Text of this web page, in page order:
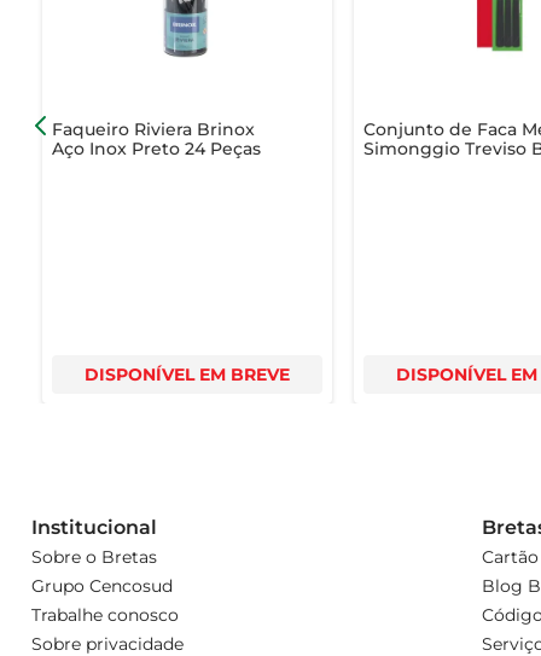
Faqueiro Riviera Brinox
Aço Inox Preto 24 Peças
DISPONÍVEL EM BREVE
Conjunto de Faca
Simonggio Treviso
DISPONÍVEL EM
Institucional
Sobre o Bretas
Grupo Cencosud
Trabalhe conosco
Sobre privacidade
Blog